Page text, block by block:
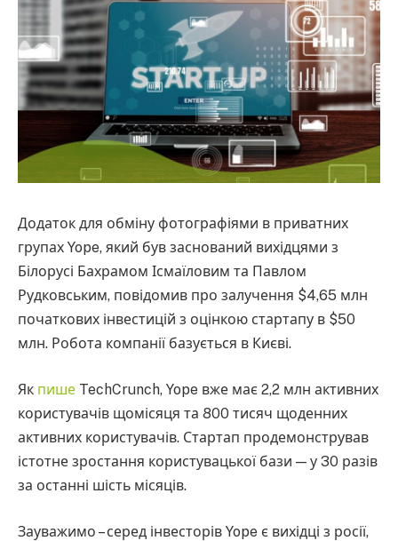
Додаток для обміну фотографіями в приватних
групах Yope, який був заснований вихідцями з
Білорусі Бахрамом Ісмаїловим та Павлом
Рудковським, повідомив про залучення $4,65 млн
початкових інвестицій з оцінкою стартапу в $50
млн. Робота компанії базується в Києві.
Як пише TechCrunch, Yope вже має 2,2 млн активних
користувачів щомісяця та 800 тисяч щоденних
активних користувачів. Стартап продемонстрував
істотне зростання користувацької бази — у 30 разів
за останні шість місяців.
Зауважимо – серед інвесторів Yope є вихідці з росії,